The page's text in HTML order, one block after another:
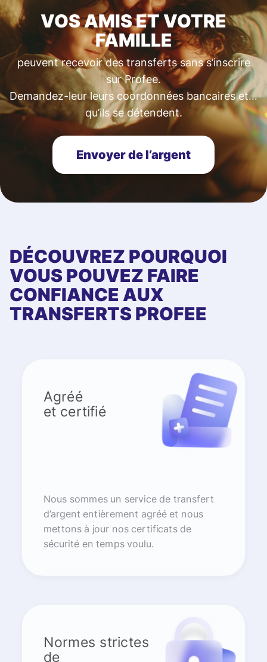
VOS AMIS ET VOTRE
FAMILLE
peuvent recevoir des transferts sans s’inscrire
sur Profee.
Demandez-leur leurs coordonnées bancaires et…
qu’ils se détendent.
Envoyer de l’argent
DÉCOUVREZ POURQUOI
VOUS POUVEZ FAIRE
CONFIANCE AUX
TRANSFERTS PROFEE
Agréé
et certifié
Nous sommes un service de transfert
d’argent entièrement agréé et nous
mettons à jour nos certificats de
sécurité en temps voulu.
Normes strictes
de